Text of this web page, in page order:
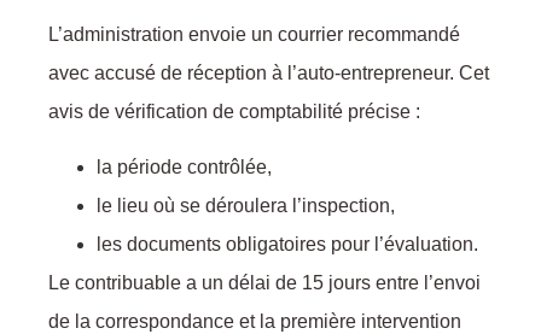
L’administration envoie un courrier recommandé
avec accusé de réception à l’auto-entrepreneur. Cet
avis de vérification de comptabilité précise :
la période contrôlée,
le lieu où se déroulera l’inspection,
les documents obligatoires pour l’évaluation.
Le contribuable a un délai de 15 jours entre l’envoi
de la correspondance et la première intervention